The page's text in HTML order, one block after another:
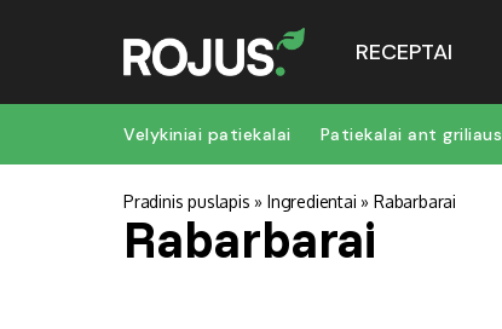
RECEPTAI
Velykiniai patiekalai Patiekalai ant griliaus
Pradinis puslapis »Ingredientai »Rabarbarai
Rabarbarai